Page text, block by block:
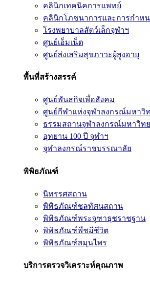
คลินิกเทคนิคการแพทย์
คลินิกโภชนาการและการกำห
โรงพยาบาลสัตว์เล็กจุฬาฯ
ศูนย์เอ็มเน็ต
ศูนย์ส่งเสริมสุขภาวะผู้สูงอายุ
พื้นที่สร้างสรรค์
ศูนย์พันธกิจเพื่อสังคม
ศูนย์กีฬาแห่งจุฬาลงกรณ์มหาวิ
ธรรมสถานจุฬาลงกรณ์มหาวิท
อุทยาน 100 ปี จุฬาฯ
จุฬาลงกรณ์ราชบรรณาลัย
พิพิธภัณฑ์
นิทรรศสถาน
พิพิธภัณฑ์ชลทัศนสถาน
พิพิธภัณฑ์พระจุฑาธุชราชฐาน
พิพิธภัณฑ์พืชมีชีวิต
พิพิธภัณฑ์สมุนไพร
บริการตรวจวิเคราะห์คุณภาพ